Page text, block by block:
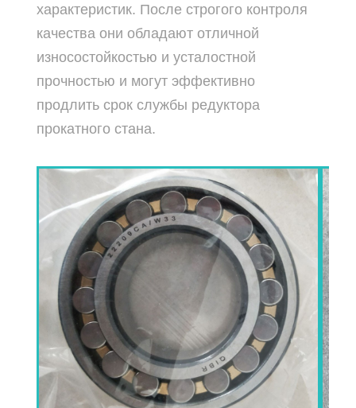
характеристик. После строгого контроля
качества они обладают отличной
износостойкостью и усталостной
прочностью и могут эффективно
продлить срок службы редуктора
прокатного стана.